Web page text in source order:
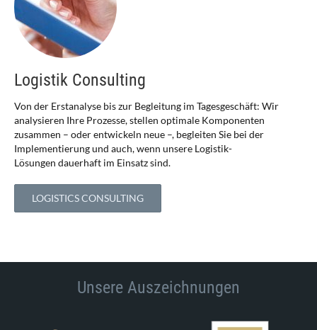
Logistik Consulting
Von der Erstanalyse bis zur Begleitung im Tagesgeschäft: Wir
analysieren Ihre Prozesse, stellen optimale Komponenten
zusammen – oder entwickeln neue –, begleiten Sie bei der
Implementierung und auch, wenn unsere Logistik-
Lösungen dauerhaft im Einsatz sind.
LOGISTICS CONSULTING
Unsere Auszeichnungen